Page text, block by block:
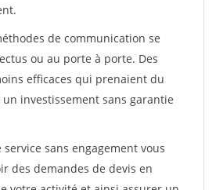
de communication se
ou au porte à porte. Des
efficaces qui prenaient du
investissement sans garantie
sans engagement vous
des demandes de devis en